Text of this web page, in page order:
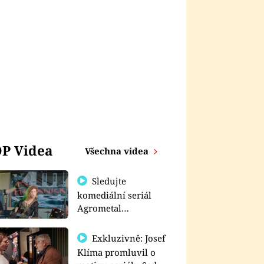
Videa Všechna videa
Sledujte
komediální seriál
Agrometal
prima+
Exkluzivně: Josef
Klíma promluvil o